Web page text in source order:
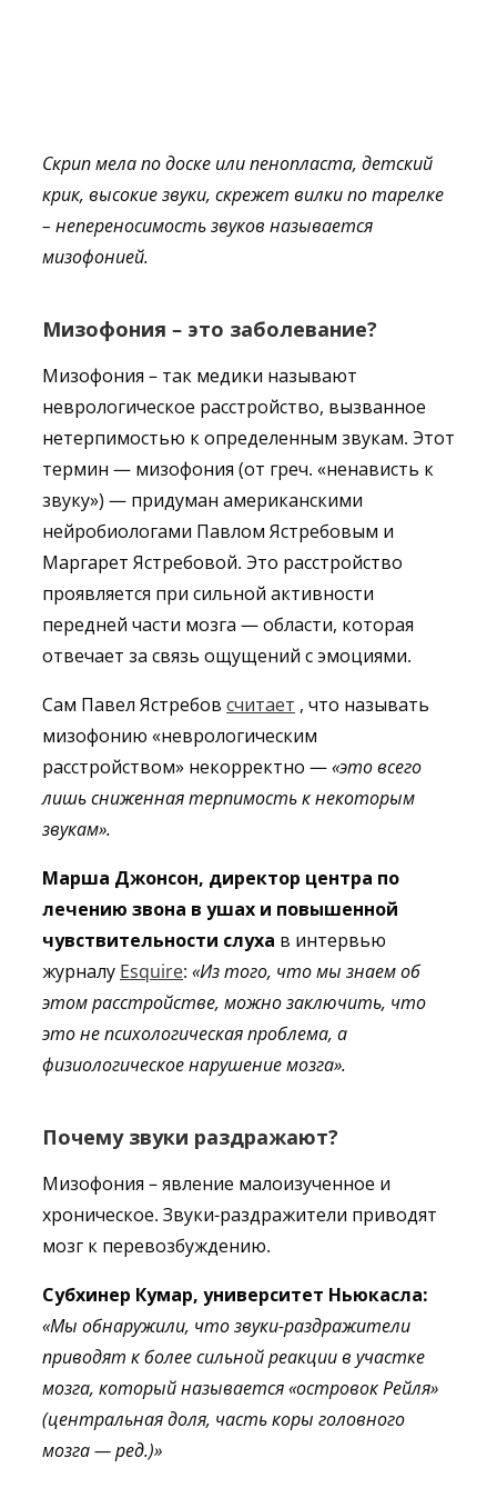
Скрип мела по доске или пенопласта, детский
крик, высокие звуки, скрежет вилки по тарелке
– непереносимость звуков называется
мизофонией.
Мизофония – это заболевание?
Мизофония – так медики называют
неврологическое расстройство, вызванное
нетерпимостью к определенным звукам. Этот
термин — мизофония (от греч. «ненависть к
звуку») — придуман американскими
нейробиологами Павлом Ястребовым и
Маргарет Ястребовой. Это расстройство
проявляется при сильной активности
передней части мозга — области, которая
отвечает за связь ощущений с эмоциями.
Сам Павел Ястребов считает , что называть
мизофонию «неврологическим
расстройством» некорректно —«это всего
лишь сниженная терпимость к некоторым
звукам».
Марша Джонсон, директор центра по
лечению звона в ушах и повышенной
чувствительности слуха в интервью
журналу Esquire: «Из того, что мы знаем об
этом расстройстве, можно заключить, что
это не психологическая проблема, а
физиологическое нарушение мозга».
Почему звуки раздражают?
Мизофония – явление малоизученное и
хроническое. Звуки-раздражители приводят
мозг к перевозбуждению.
Субхинер Кумар, университет Ньюкасла:
«Мы обнаружили, что звуки-раздражители
приводят к более сильной реакции в участке
мозга, который называется «островок Рейля»
(центральная доля, часть коры головного
мозга — ред.)»